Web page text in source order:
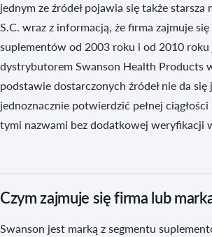
jednym ze źródeł pojawia się także
S.C. wraz z informacją, że firma zajmuje
suplementów od 2003 roku i od 2010 roku
dystrybutorem Swanson Health Products
podstawie dostarczonych źródeł nie da się
jednoznacznie potwierdzić pełnej
tymi nazwami bez dodatkowej weryfikacji
Czym zajmuje się firma lub
Swanson jest marką z segmentu